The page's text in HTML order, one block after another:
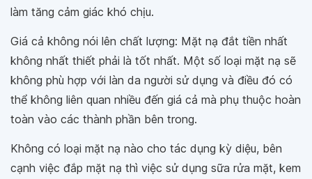
làm tăng cảm giác khó chịu.
Giá cả không nói lên chất lượng: Mặt nạ đắt tiền nhất
không nhất thiết phải là tốt nhất. Một số loại mặt nạ sẽ
không phù hợp với làn da người sử dụng và điều đó có
thể không liên quan nhiều đến giá cả mà phụ thuộc hoàn
toàn vào các thành phần bên trong.
Không có loại mặt nạ nào cho tác dụng kỳ diệu, bên
cạnh việc đắp mặt nạ thì việc sử dụng sữa rửa mặt, kem